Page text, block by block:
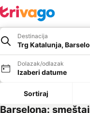
Destinacija
Trg Katalunja,
Dolazak/odlazak
Izaberi datume
Sortiraj
Barselona: